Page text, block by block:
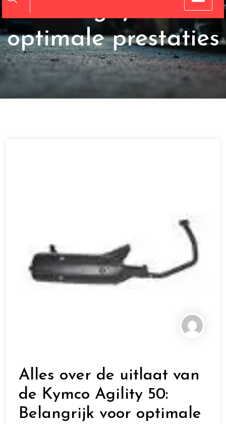
Belangrijk voor
optimale prestaties
Alles over de uitlaat van
de Kymco Agility 50:
Belangrijk voor optimale